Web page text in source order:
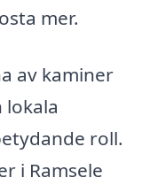
mer.
av kaminer
lokala
roll.
i Ramsele